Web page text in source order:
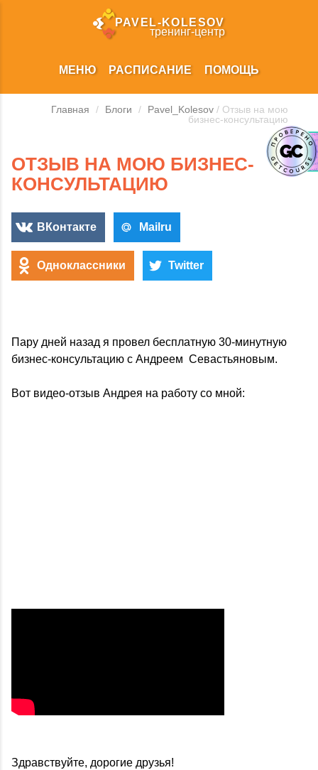
PAVEL‑KOLESOV
тренинг‑центр
МЕНЮ РАСПИСАНИЕ ПОМОЩЬ
Главная / Блоги / Pavel_Kolesov / Отзыв на мою
бизнес-консультацию
ОТЗЫВ НА МОЮ БИЗНЕС-
КОНСУЛЬТАЦИЮ
ВКонтакте Mailru
Одноклассники Twitter
Пару дней назад я провел бесплатную 30-минутную
бизнес-консультацию с Андреем Севастьяновым.
Вот видео-отзыв Андрея на работу со мной:
Здравствуйте, дорогие друзья!